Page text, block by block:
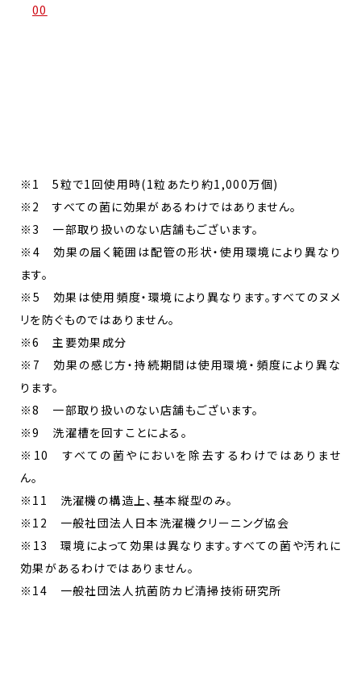
00
※1 5粒で1回使用時(1粒あたり約1,000万個)
※2 すべての菌に効果があるわけではありません。
※3 一部取り扱いのない店舗もございます。
※4 効果の届く範囲は配管の形状・使用環境により異なり
ます。
※5 効果は使用頻度・環境により異なります。すべてのヌメ
リを防ぐものではありません。
※6 主要効果成分
※7 効果の感じ方・持続期間は使用環境・頻度により異な
ります。
※8 一部取り扱いのない店舗もございます。
※9 洗濯槽を回すことによる。
※10 すべての菌やにおいを除去するわけではありませ
ん。
※11 洗濯機の構造上、基本縦型のみ。
※12 一般社団法人日本洗濯機クリーニング協会
※13 環境によって効果は異なります。すべての菌や汚れに
効果があるわけではありません。
※14 一般社団法人抗菌防カビ清掃技術研究所